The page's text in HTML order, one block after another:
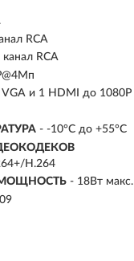
RCA
канал RCA
VGA и 1 HDMI до 1080Р
- -10°C до +55°C
H.264
- 18Вт макс.